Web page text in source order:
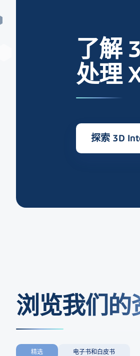
了解
处理
探索 3D
浏览我们的
精选 电子书和白皮书